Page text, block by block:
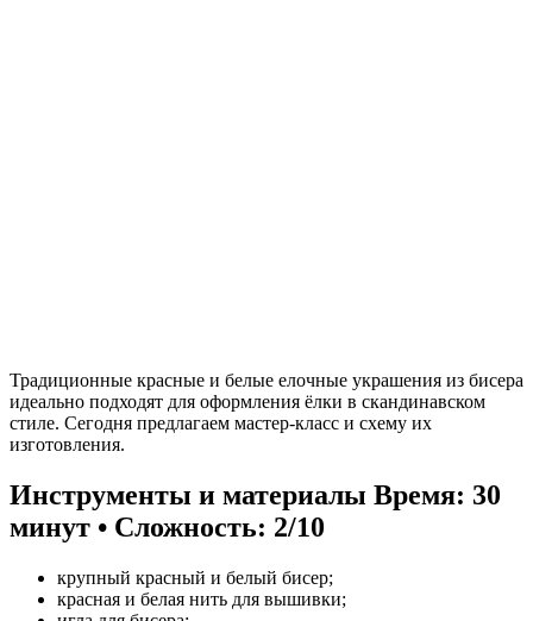
Традиционные красные и белые елочные украшения из бисера
идеально подходят для оформления ёлки в скандинавском
стиле. Сегодня предлагаем мастер-класс и схему их
изготовления.
Инструменты и материалы Время: 30
минут • Сложность: 2/10
крупный красный и белый бисер;
красная и белая нить для вышивки;